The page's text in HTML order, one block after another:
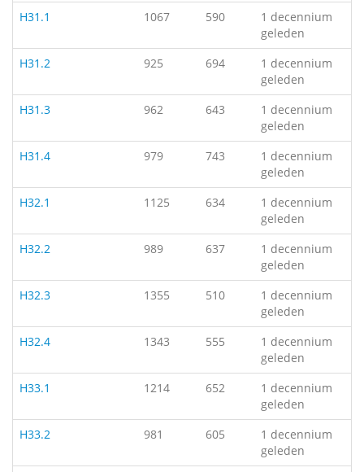
H31.1
1067 590
1 decennium
geleden
H31.2
925 694
1 decennium
geleden
H31.3
962 643
1 decennium
geleden
H31.4
979 743
1 decennium
geleden
H32.1
1125 634
1 decennium
geleden
H32.2
989 637
1 decennium
geleden
H32.3
1355 510
1 decennium
geleden
H32.4
1343 555
1 decennium
geleden
H33.1
1214 652
1 decennium
geleden
H33.2
981 605
1 decennium
geleden